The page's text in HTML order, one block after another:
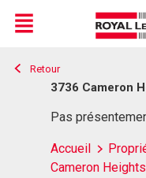
Live
En Direct
Menu
Retour
3736 Cameron
Pas
Accueil
Cameron Heights